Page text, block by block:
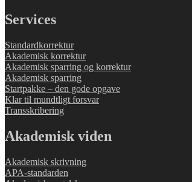
Services
Standardkorrektur
Akademisk korrektur
Akademisk sparring og korrektur
Akademisk sparring
Startpakke – den gode opgave
Klar til mundtligt forsvar
Transskribering
Akademisk viden
Akademisk skrivning
APA-standarden